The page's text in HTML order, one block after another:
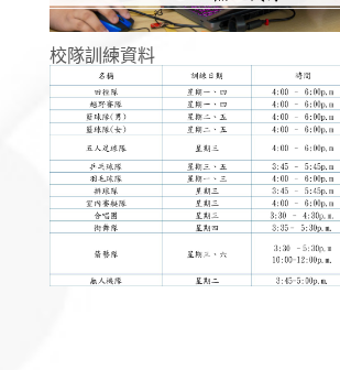
校隊訓練資料